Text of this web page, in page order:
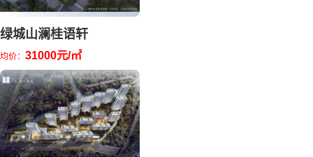
绿城山澜桂语轩
均价： 31000元/㎡